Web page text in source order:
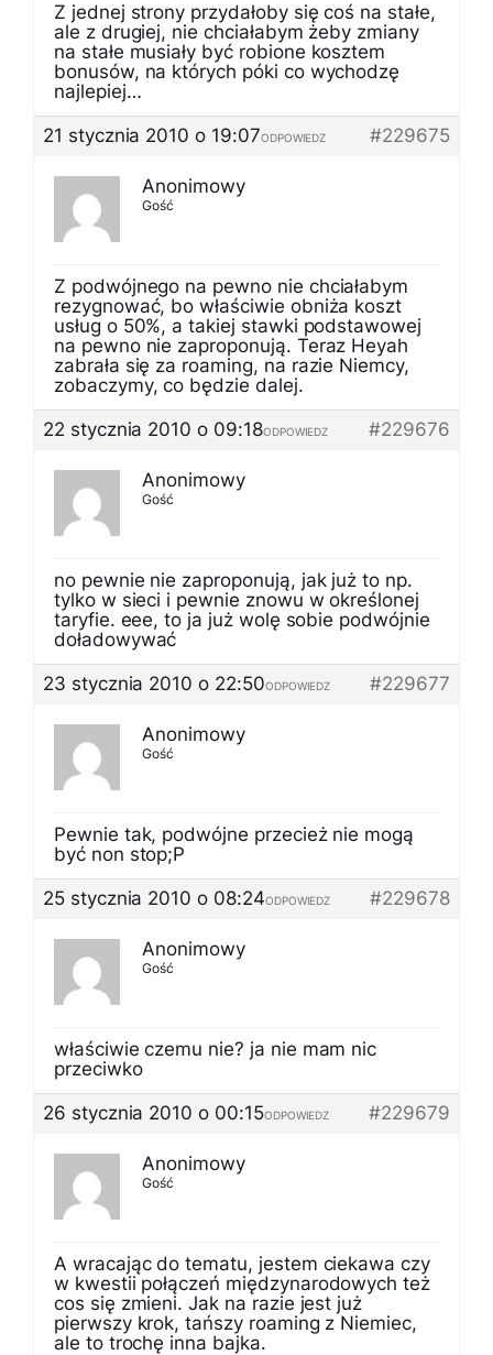
Z jednej strony przydałoby się coś na stałe,
ale z drugiej, nie chciałabym żeby zmiany
na stałe musiały być robione kosztem
bonusów, na których póki co wychodzę
najlepiej…
21 stycznia 2010 o 19:07
#229675
ODPOWIEDZ
Anonimowy
Gość
Z podwójnego na pewno nie chciałabym
rezygnować, bo właściwie obniża koszt
usług o 50%, a takiej stawki podstawowej
na pewno nie zaproponują. Teraz Heyah
zabrała się za roaming, na razie Niemcy,
zobaczymy, co będzie dalej.
22 stycznia 2010 o 09:18
#229676
ODPOWIEDZ
Anonimowy
Gość
no pewnie nie zaproponują, jak już to np.
tylko w sieci i pewnie znowu w określonej
taryfie. eee, to ja już wolę sobie podwójnie
doładowywać
23 stycznia 2010 o 22:50
#229677
ODPOWIEDZ
Anonimowy
Gość
Pewnie tak, podwójne przecież nie mogą
być non stop;P
25 stycznia 2010 o 08:24
#229678
ODPOWIEDZ
Anonimowy
Gość
właściwie czemu nie? ja nie mam nic
przeciwko
26 stycznia 2010 o 00:15
#229679
ODPOWIEDZ
Anonimowy
Gość
A wracając do tematu, jestem ciekawa czy
w kwestii połączeń międzynarodowych też
cos się zmieni. Jak na razie jest już
pierwszy krok, tańszy roaming z Niemiec,
ale to trochę inna bajka.